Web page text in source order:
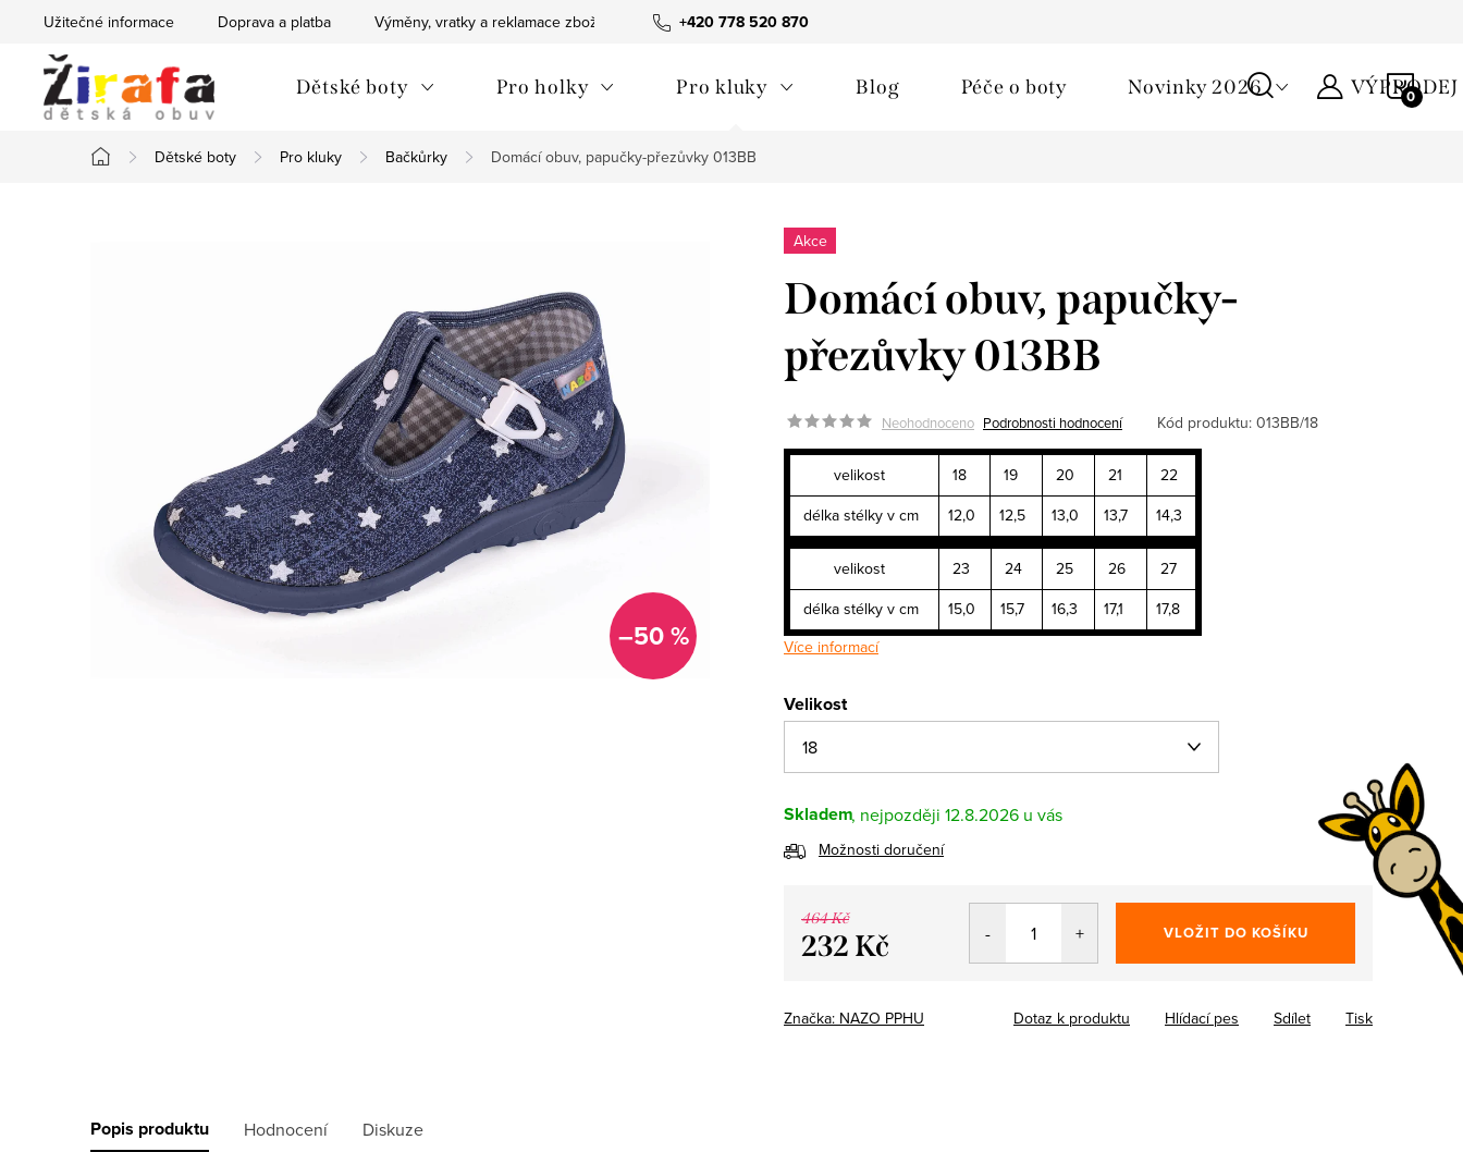
obsah
+420 778 520 870
Užitečné informace Doprava a platba Výměny, vratky a reklamace zboží Obchodní podmínky
Dětské boty Pro holky Pro kluky Blog Péče o boty Novinky 2026 VÝPRODEJ
Domů
Dětské boty Pro kluky Bačkůrky Domácí obuv, papučky-přezůvky 013BB
–50 %
Akce
Domácí obuv, papučky-
přezůvky 013BB
Neohodnoceno Podrobnosti hodnocení Kód produktu: 013BB/18
velikost 18 19 20 21
22
délka stélky v cm
12,0 12,5 13,0 13,7 14,3
velikost 23 24 25 26
27
délka stélky v cm
15,0 15,7 16,3 17,1
17,8
Více informací
Velikost
Skladem 12.8.2026
Možnosti doručení
464 Kč
232 Kč VLOŽIT DO KOŠÍKU
Značka: NAZO PPHU Tisk
Dotaz k produktu Hlídací pes Sdílet
Popis produktu Hodnocení Diskuze